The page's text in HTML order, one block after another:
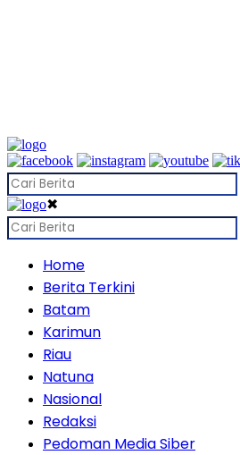
✖
Home
Berita Terkini
Batam
Karimun
Riau
Natuna
Nasional
Redaksi
Pedoman Media Siber